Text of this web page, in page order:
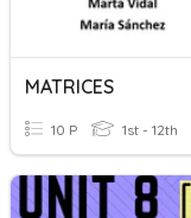
MATRICES
10 P 1st - 12th